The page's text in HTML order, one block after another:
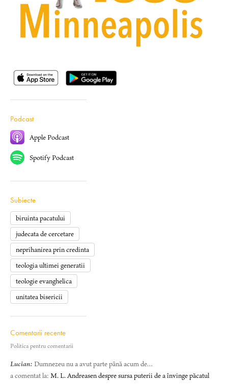
Podcast
Apple Podcast
Spotify Podcast
Subiecte
biruinta pacatului
judecata de cercetare
neprihanirea prin credinta
teologia ultimei generatii
teologie evanghelica
unitatea bisericii
Comentarii recente
Politica pentru comentarii
Lucian: Dumnezeu nu a avut parte până acum de…
a comentat la: M. L. Andreasen despre sursa puterii de a învinge păcatul